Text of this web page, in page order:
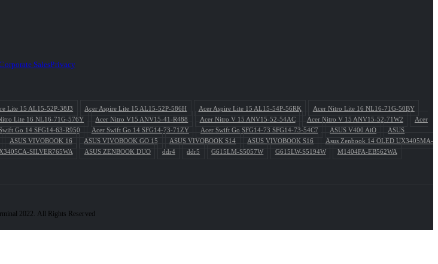
SalesPrivacy
Lite 15 AL15-52P-38J3 Acer Aspire Lite 15 AL15-52P-586H Acer Aspire Lite 15 AL15-54P-56RK
Acer Nitro Lite 16 NL16-71G-50BY
Lite 16 NL16-71G-576Y Acer Nitro V15 ANV15-41-R488 Acer Nitro V 15 ANV15-52-54AC Acer Nitro V 15 ANV15-52-71W2
Acer
Go 14 SFG14-63-R950 Acer Swift Go 14 SFG14-73-71ZY Acer Swift Go SFG14-73 SFG14-73-54C7 ASUS V400 AiO
ASUS
ASUS VIVOBOOK 16 ASUS VIVOBOOK GO 15 ASUS VIVOBOOK S14 ASUS VIVOBOOK S16
Asus Zenbook 14 OLED UX3405MA-
SILVER765WA ASUS ZENBOOK DUO ddr4 ddr5 G615LM-S5057W G615LW-S5194W
M1404FA-EB562WA
2022. All Rights Reserved